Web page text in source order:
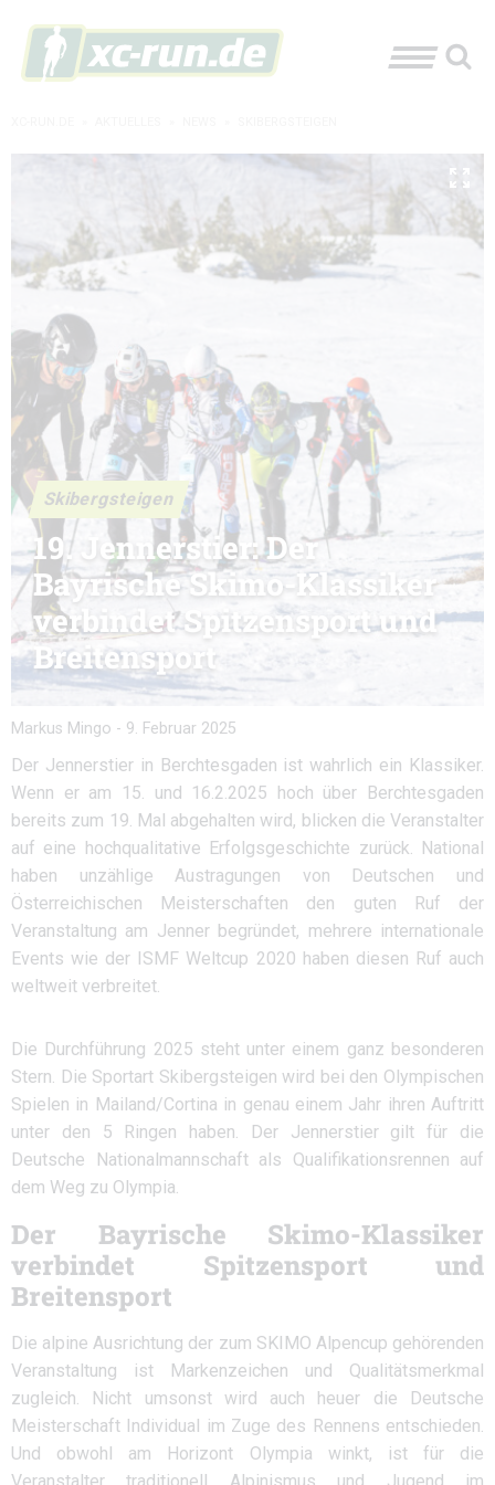
Skibergsteigen
19. Jennerstier: Der
Bayrische Skimo-Klassiker
verbindet Spitzensport und
Breitensport
Markus Mingo - 9. Februar 2025
Der Jennerstier in Berchtesgaden ist wahrlich ein Klassiker.
Wenn er am 15. und 16.2.2025 hoch über Berchtesgaden
bereits zum 19. Mal abgehalten wird, blicken die Veranstalter
auf eine hochqualitative Erfolgsgeschichte zurück. National
haben unzählige Austragungen von Deutschen und
Österreichischen Meisterschaften den guten Ruf der
Veranstaltung am Jenner begründet, mehrere internationale
Events wie der ISMF Weltcup 2020 haben diesen Ruf auch
weltweit verbreitet.
Die Durchführung 2025 steht unter einem ganz besonderen
Stern. Die Sportart Skibergsteigen wird bei den Olympischen
Spielen in Mailand/Cortina in genau einem Jahr ihren Auftritt
unter den 5 Ringen haben. Der Jennerstier gilt für die
Deutsche Nationalmannschaft als Qualifikationsrennen auf
dem Weg zu Olympia.
Der Bayrische Skimo-Klassiker
verbindet Spitzensport und
Breitensport
Die alpine Ausrichtung der zum SKIMO Alpencup gehörenden
Veranstaltung ist Markenzeichen und Qualitätsmerkmal
zugleich. Nicht umsonst wird auch heuer die Deutsche
Meisterschaft Individual im Zuge des Rennens entschieden.
Und obwohl am Horizont Olympia winkt, ist für die